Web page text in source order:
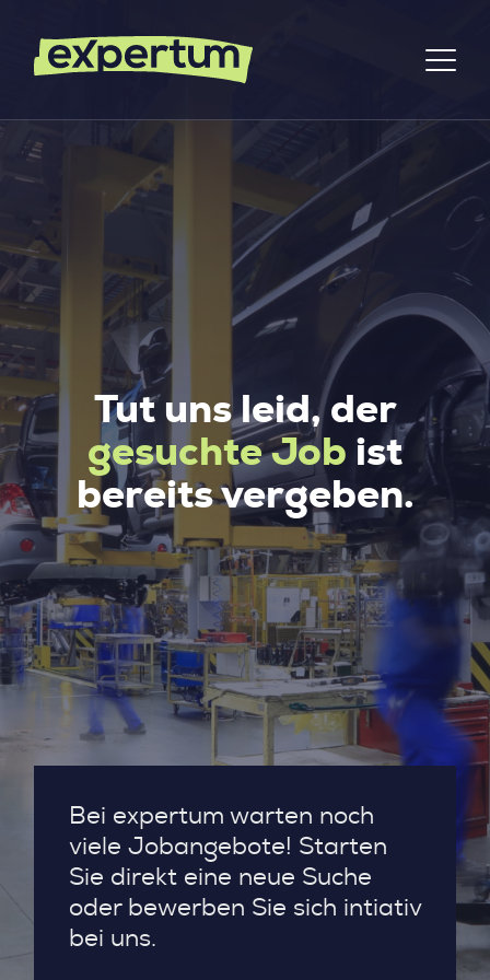
Tut uns leid, der
gesuchte Job ist
bereits vergeben.
Bei expertum warten noch
viele Jobangebote! Starten
Sie direkt eine neue Suche
oder bewerben Sie sich intiativ
bei uns.